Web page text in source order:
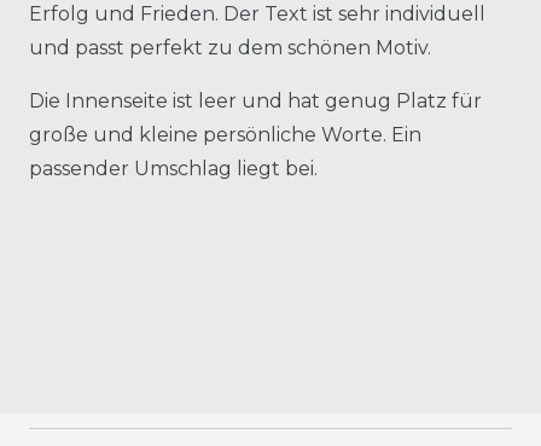
Erfolg und Frieden. Der Text ist sehr individuell
und passt perfekt zu dem schönen Motiv.
Die Innenseite ist leer und hat genug Platz für
große und kleine persönliche Worte. Ein
passender Umschlag liegt bei.